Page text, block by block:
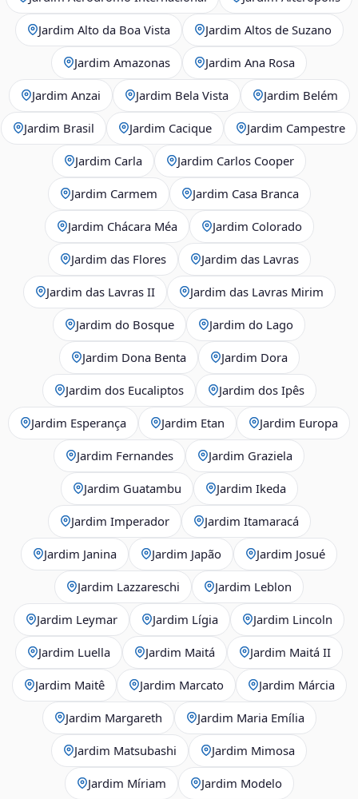
Jardim Alto da Boa Vista Jardim Altos de Suzano
Jardim Amazonas Jardim Ana Rosa
Jardim Anzai Jardim Bela Vista Jardim Belém
Jardim Brasil Jardim Cacique Jardim Campestre
Jardim Carla Jardim Carlos Cooper
Jardim Carmem Jardim Casa Branca
Jardim Chácara Méa Jardim Colorado
Jardim das Flores Jardim das Lavras
Jardim das Lavras II Jardim das Lavras Mirim
Jardim do Bosque Jardim do Lago
Jardim Dona Benta Jardim Dora
Jardim dos Eucaliptos Jardim dos Ipês
Jardim Esperança Jardim Etan Jardim Europa
Jardim Fernandes Jardim Graziela
Jardim Guatambu Jardim Ikeda
Jardim Imperador Jardim Itamaracá
Jardim Janina Jardim Japão Jardim Josué
Jardim Lazzareschi Jardim Leblon
Jardim Leymar Jardim Lígia Jardim Lincoln
Jardim Luella Jardim Maitá Jardim Maitá II
Jardim Maitê Jardim Marcato Jardim Márcia
Jardim Margareth Jardim Maria Emília
Jardim Matsubashi Jardim Mimosa
Jardim Míriam Jardim Modelo